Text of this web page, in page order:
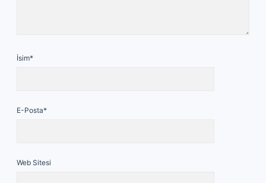
İsim*
E-Posta*
Web Sitesi